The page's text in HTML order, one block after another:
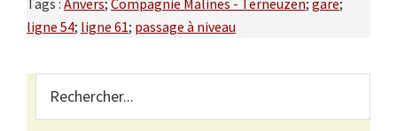
ligne 54; ligne 61; passage à niveau
Primary
Sidebar